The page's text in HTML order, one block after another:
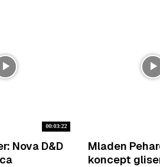
00:03:22
Nova D&D
Mladen
koncept